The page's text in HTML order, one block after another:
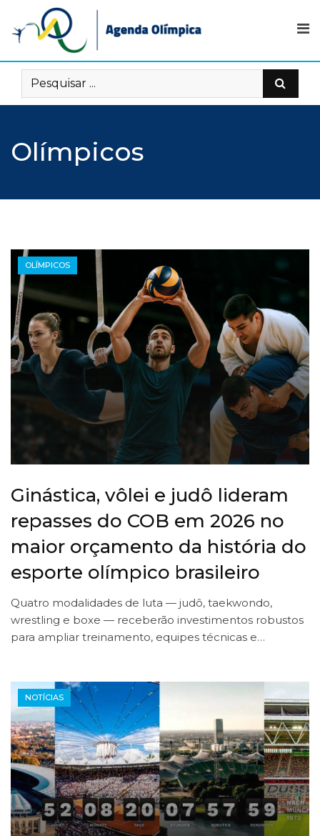
content
Olímpicos
OLÍMPICOS
Ginástica, vôlei e judô lideram
repasses do COB em 2026 no
maior orçamento da história do
esporte olímpico brasileiro
Quatro modalidades de luta — judô, taekwondo,
wrestling e boxe — receberão investimentos robustos
para ampliar treinamento, equipes técnicas e…
NOTÍCIAS